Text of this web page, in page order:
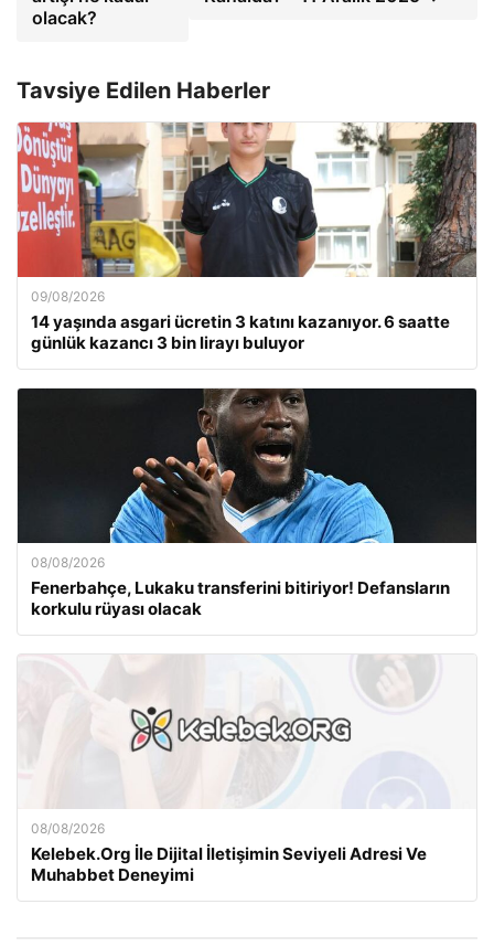
olacak?
Tavsiye Edilen Haberler
09/08/2026
14 yaşında asgari ücretin 3 katını kazanıyor. 6 saatte
günlük kazancı 3 bin lirayı buluyor
08/08/2026
Fenerbahçe, Lukaku transferini bitiriyor! Defansların
korkulu rüyası olacak
08/08/2026
Kelebek.Org İle Dijital İletişimin Seviyeli Adresi Ve
Muhabbet Deneyimi